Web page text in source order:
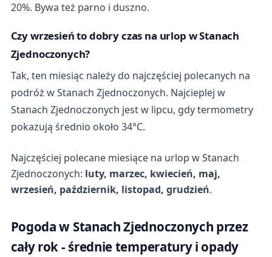
20%. Bywa też parno i duszno.
Czy wrzesień to dobry czas na urlop w Stanach
Zjednoczonych?
Tak, ten miesiąc należy do najczęściej polecanych na
podróż w Stanach Zjednoczonych. Najcieplej w
Stanach Zjednoczonych jest w lipcu, gdy termometry
pokazują średnio około 34°C.
Najczęściej polecane miesiące na urlop w Stanach
Zjednoczonych: luty, marzec, kwiecień, maj,
wrzesień, październik, listopad, grudzień.
Pogoda w Stanach Zjednoczonych przez
cały rok - średnie temperatury i opady